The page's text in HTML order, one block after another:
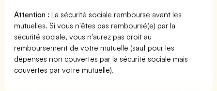
Attention : La sécurité sociale rembourse avant les
mutuelles. Si vous n'êtes pas remboursé(e) par la
sécurité sociale, vous n'aurez pas droit au
remboursement de votre mutuelle (sauf pour les
dépenses non couvertes par la sécurité sociale mais
couvertes par votre mutuelle).